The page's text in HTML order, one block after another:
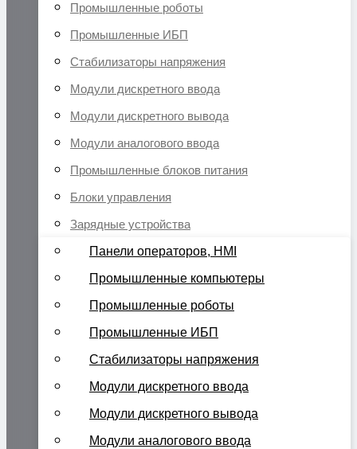
Промышленные роботы
Промышленные ИБП
Стабилизаторы напряжения
Модули дискретного ввода
Модули дискретного вывода
Модули аналогового ввода
Промышленные блоков питания
Блоки управления
Зарядные устройства
Панели операторов, HMI
Промышленные компьютеры
Промышленные роботы
Промышленные ИБП
Стабилизаторы напряжения
Модули дискретного ввода
Модули дискретного вывода
Модули аналогового ввода